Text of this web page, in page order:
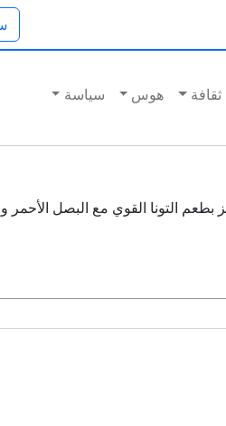
ثقافة هوس سياسة
بطعم التونا القوي مع البصل الأحمر